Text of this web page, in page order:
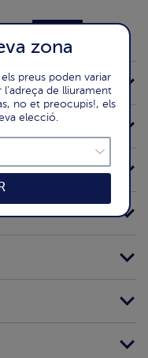
zona
preus poden variar
l'adreça de lliurament
no et preocupis!, els
elecció.